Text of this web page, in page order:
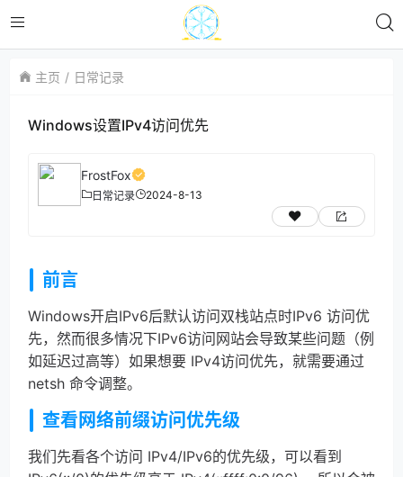
主页 日常记录
Windows设置IPv4访问优先
FrostFox
日常记录 2024-8-13
前言
Windows开启IPv6后默认访问双栈站点时IPv6 访问优
先，然而很多情况下IPv6访问网站会导致某些问题（例
如延迟过高等）如果想要 IPv4访问优先，就需要通过
netsh 命令调整。
查看网络前缀访问优先级
我们先看各个访问 IPv4/IPv6的优先级，可以看到